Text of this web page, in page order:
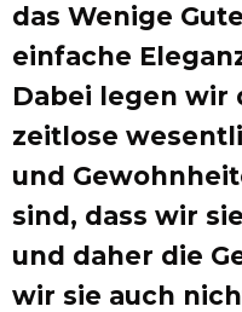
das Wenige
einfache
Dabei legen wir
zeitlose
und
sind, dass wir
und daher die
wir sie auch